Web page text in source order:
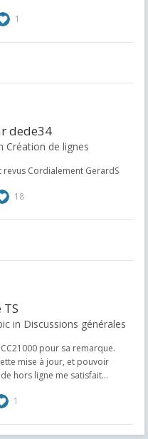
1
dede34
Création de lignes
Cordialement GerardS
18
in Discussions générales
pour sa remarque.
mise à jour, et pouvoir
hors ligne me satisfait...
1